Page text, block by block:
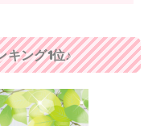
キング1位♪